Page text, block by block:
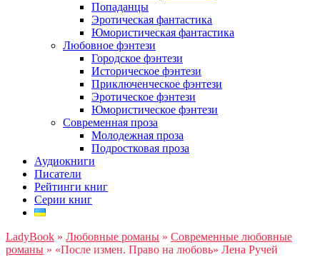
Попаданцы
Эротическая фантастика
Юмористическая фантастика
Любовное фэнтези
Городское фэнтези
Историческое фэнтези
Приключенческое фэнтези
Эротическое фэнтези
Юмористическое фэнтези
Современная проза
Молодежная проза
Подростковая проза
Аудиокниги
Писатели
Рейтинги книг
Серии книг
LadyBook » Любовные романы » Современные любовные
романы » «После измен. Право на любовь» Лена Ручей